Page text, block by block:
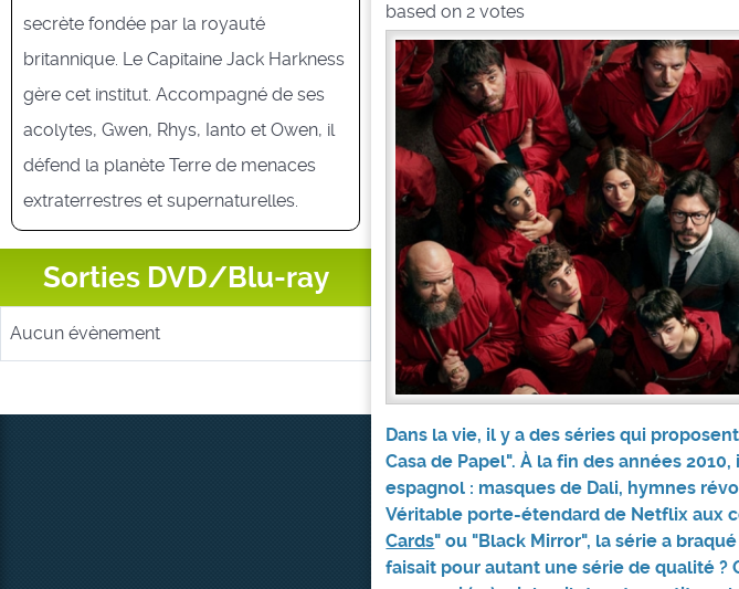
secrète fondée par la royauté
britannique. Le Capitaine Jack Harkness
gère cet institut. Accompagné de ses
acolytes, Gwen, Rhys, Ianto et Owen, il
défend la planète Terre de menaces
extraterrestres et supernaturelles.
Sorties DVD/Blu-ray
Aucun évènement
based on2 votes
Dans la vie, il y a des séries qui
Casa de Papel". À la fin des années
espagnol : masques de Dali, hymnes
Véritable porte-étendard de Netflix aux
Cards" ou "Black Mirror", la série a
faisait pour autant une série de qualité ?